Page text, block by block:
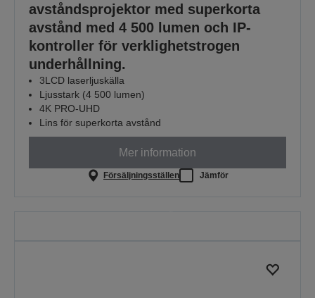
avståndsprojektor med superkorta
avstånd med 4 500 lumen och IP-
kontroller för verklighetstrogen
underhållning.
3LCD laserljuskälla
Ljusstark (4 500 lumen)
4K PRO-UHD
Lins för superkorta avstånd
Mer information
Försäljningsställen Jämför
Skolstart